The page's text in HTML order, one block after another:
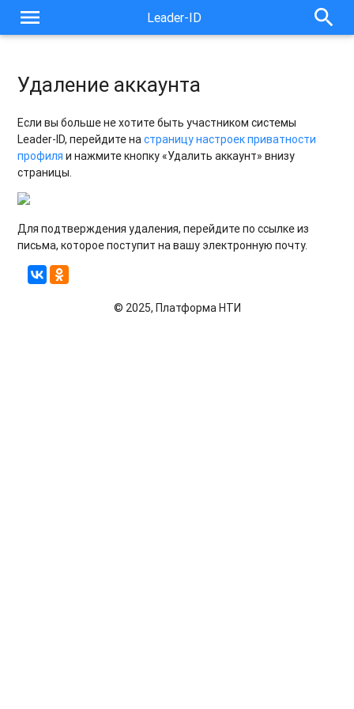
menu Leader-ID search
Удаление аккаунта
Если вы больше не хотите быть участником системы
Leader-ID, перейдите настраницу настроек приватности
профиля и нажмите кнопку «Удалить аккаунт» внизу
страницы.
Для подтверждения удаления, перейдите по ссылке из
письма, которое поступит на вашу электронную почту.
© 2025, Платформа НТИ